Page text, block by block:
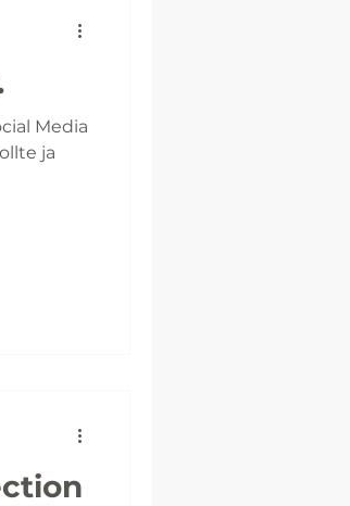
Media
ja